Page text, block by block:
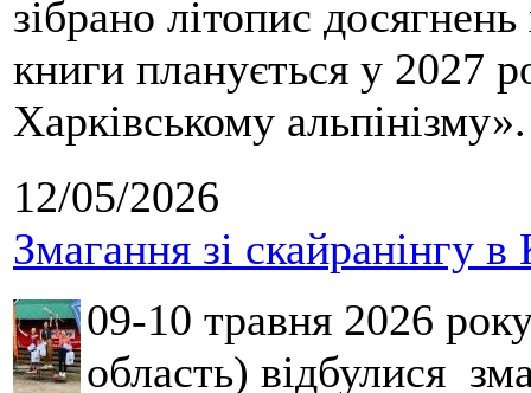
зібрано літопис
книги планується у 2027
Харківському альпінізму».
12/05/2026
Змагання зі скайранінгу в
09-10 травня 2026
область) відбулися